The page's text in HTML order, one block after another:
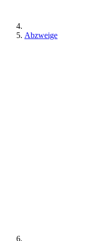
Abzweige